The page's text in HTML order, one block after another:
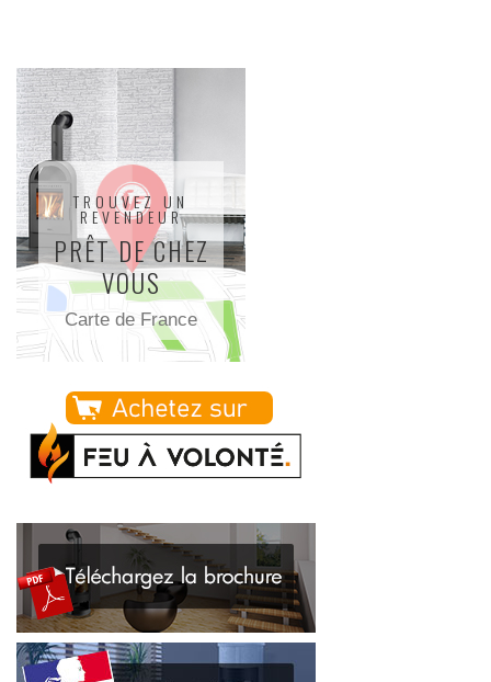
TROUVEZ UN
REVENDEUR
PRÊT DE CHEZ
VOUS
Carte de France